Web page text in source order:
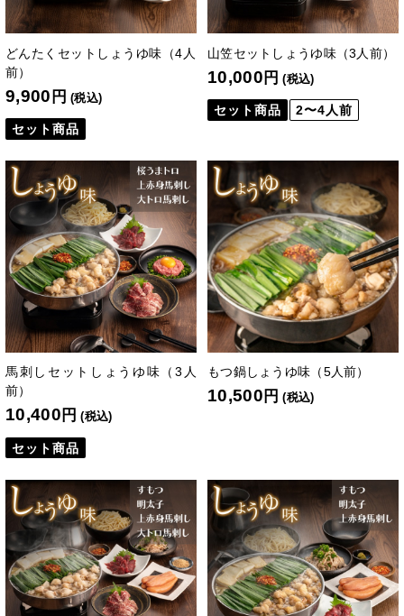
どんたくセットしょうゆ味（4人
前）
9,900 円 (税込)
セット商品
山笠セットしょうゆ味（3人前）
10,000 円 (税込)
セット商品 2〜4人前
馬刺しセットしょうゆ味（3人
前）
10,400 円 (税込)
セット商品
もつ鍋しょうゆ味（5人前）
10,500 円 (税込)